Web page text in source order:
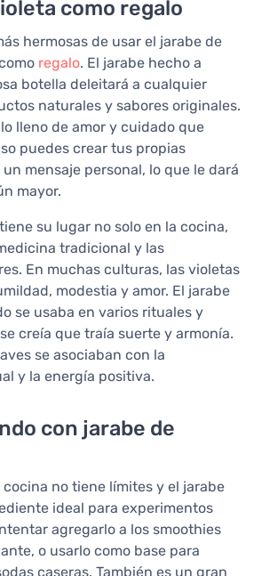
como regalo
hermosas de usar el jarabe de
regalo. El jarabe hecho a
botella deleitará a cualquier
naturales y sabores originales.
lleno de amor y cuidado que
puedes crear tus propias
mensaje personal, lo que le dará
mayor.
su lugar no solo en la cocina,
tradicional y las
En muchas culturas, las violetas
modestia y amor. El jarabe
se usaba en varios rituales y
creía que traía suerte y armonía.
se asociaban con la
y la energía positiva.
con jarabe de
no tiene límites y el jarabe
ideal para experimentos
agregarlo a los smoothies
o usarlo como base para
caseras. También es un gran